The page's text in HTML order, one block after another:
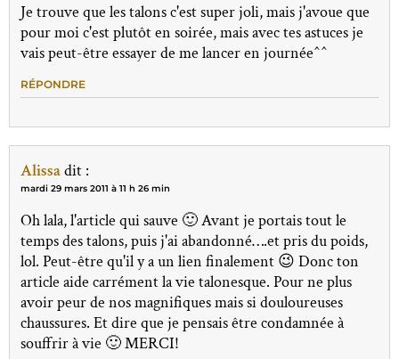
Je trouve que les talons c'est super joli, mais j'avoue que
pour moi c'est plutôt en soirée, mais avec tes astuces je
vais peut-être essayer de me lancer en journée^^
RÉPONDRE
Alissadit :
mardi 29 mars 2011 à 11 h 26 min
Oh lala, l'article qui sauve 🙂 Avant je portais tout le
temps des talons, puis j'ai abandonné….et pris du poids,
lol. Peut-être qu'il y a un lien finalement 😉 Donc ton
article aide carrément la vie talonesque. Pour ne plus
avoir peur de nos magnifiques mais si douloureuses
chaussures. Et dire que je pensais être condamnée à
souffrir à vie 🙂 MERCI!